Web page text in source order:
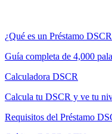
¿Qué es un Préstamo
Guía completa de 4,000
Calculadora DSCR
Calcula tu DSCR y ve tu
Requisitos del Préstamo